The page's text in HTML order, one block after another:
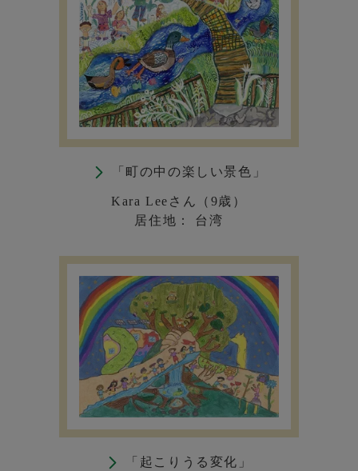
「町の中の楽しい景色」
Kara Leeさん（9歳）
居住地： 台湾
「起こりうる変化」